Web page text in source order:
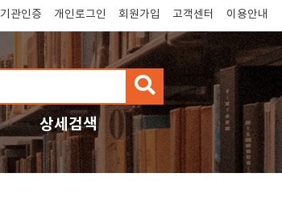
기관인증 개인로그인 회원가입 고객센터 이용안내
검
색
상세검색